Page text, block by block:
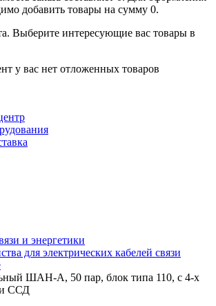
добавить товары на сумму 0.
Выберите интересующие вас товары в
у вас нет отложенных товаров
и энергетики
для электрических кабелей связи
ШАН-А, 50 пар, блок типа 110, с 4-х
ССД